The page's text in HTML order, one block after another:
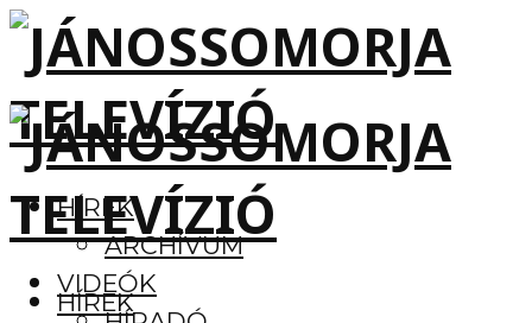
HÍREK
ARCHÍVUM
VIDEÓK
HÍREK